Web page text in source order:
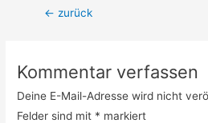
Beitragsnavigation
← zurück
Kommentar verfassen
Deine E-Mail-Adresse wird nicht
Felder sind mit * markiert